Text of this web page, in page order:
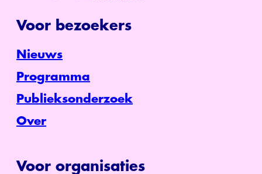
Voor bezoekers
Nieuws
Programma
Publieksonderzoek
Over
Voor organisaties